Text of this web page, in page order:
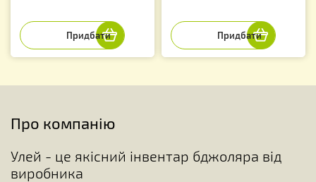
Про компанію
Улей - це якісний інвентар бджоляра від
виробника